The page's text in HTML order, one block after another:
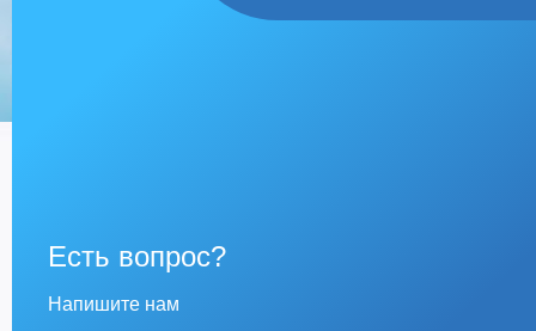
Есть вопрос?
Напишите нам